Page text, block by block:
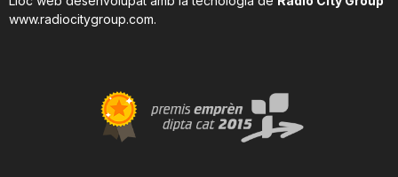
www.radiocitygroup.com.